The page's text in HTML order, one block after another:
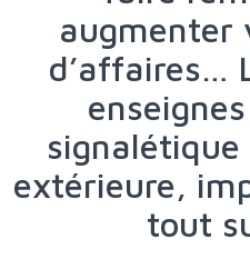
augmenter
d’affaires…
extérieure,
tout